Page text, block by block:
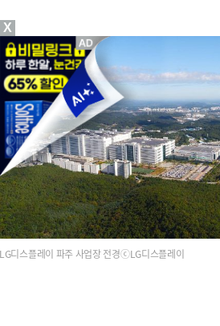
LG디스플레이 파주 사업장 전경ⓒLG디스플레이
X